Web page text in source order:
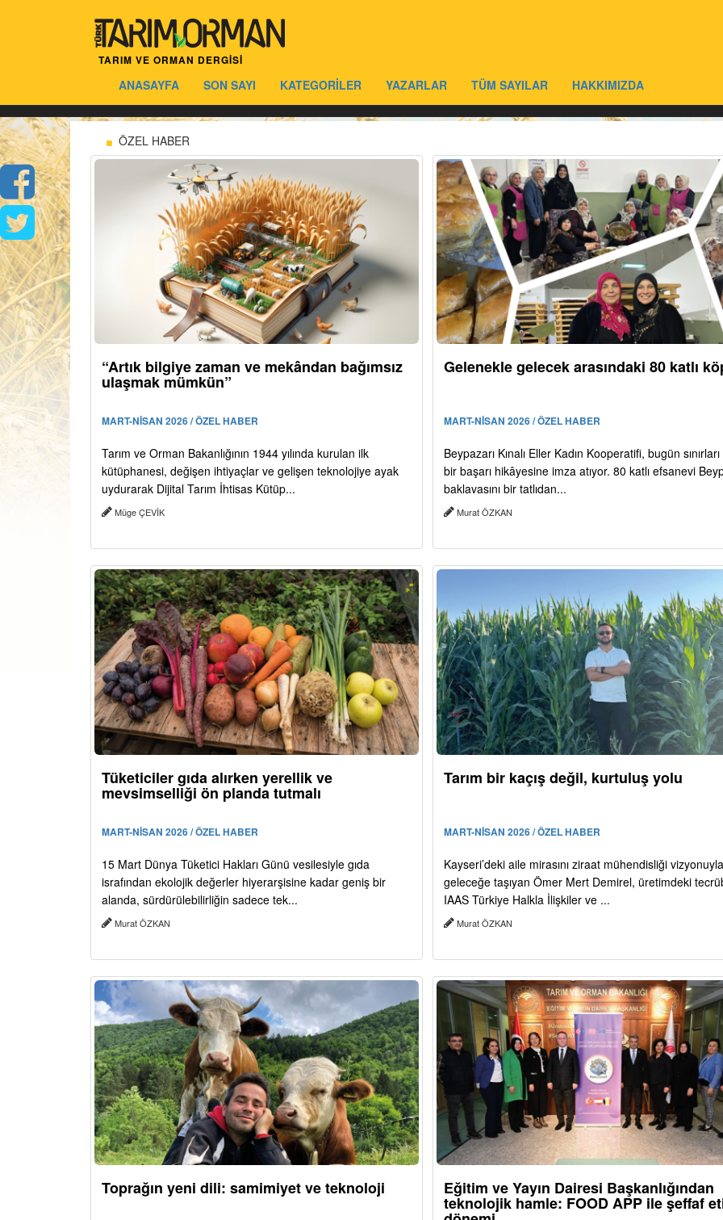
TARIM VE ORMAN DERGİSİ
ANASAYFA SON SAYI KATEGORİLER YAZARLAR TÜM SAYILAR HAKKIMIZDA
ÖZEL HABER
“Artık bilgiye zaman ve mekândan bağımsız
ulaşmak mümkün”
MART-NİSAN 2026 / ÖZEL HABER
Tarım ve Orman Bakanlığının 1944 yılında kurulan ilk
kütüphanesi, değişen ihtiyaçlar ve gelişen teknolojiye ayak
uydurarak Dijital Tarım İhtisas Kütüp...
Müge ÇEVİK
Gelenekle gelecek arasındaki 80 katlı
MART-NİSAN 2026 / ÖZEL HABER
Beypazarı Kınalı Eller Kadın Kooperatifi, bugün
bir başarı hikâyesine imza atıyor. 80 katlı efsanevi
baklavasını bir tatlıdan...
Murat ÖZKAN
Tüketiciler gıda alırken yerellik ve
mevsimselliği ön planda tutmalı
MART-NİSAN 2026 / ÖZEL HABER
15 Mart Dünya Tüketici Hakları Günü vesilesiyle gıda
israfından ekolojik değerler hiyerarşisine kadar geniş bir
alanda, sürdürülebilirliğin sadece tek...
Murat ÖZKAN
Tarım bir kaçış değil, kurtuluş yolu
MART-NİSAN 2026 / ÖZEL HABER
Kayseri’deki aile mirasını ziraat mühendisliği vizyonuyla
geleceğe taşıyan Ömer Mert Demirel, üretimdeki
IAAS Türkiye Halkla İlişkiler ve ...
Murat ÖZKAN
Toprağın yeni dili: samimiyet ve teknoloji Eğitim ve Yayın Dairesi Başkanlığından
teknolojik hamle: FOOD APP ile şeffaf